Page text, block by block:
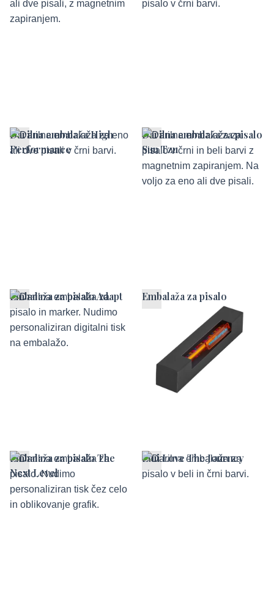
Darilna embalaža High
Performance
Darilna embalaža za pisalo
Sun Tzu
Embalaža za pisalo Adapt
Embalaža za pisalo
Embalaža za pisalo The
Next Level
Etui Love The Journey